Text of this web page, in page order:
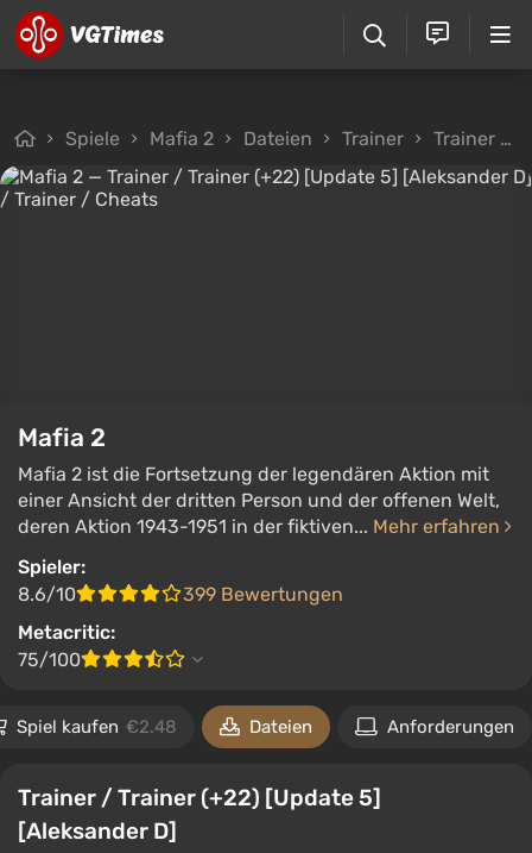
Spiele Mafia 2 Dateien Trainer Trainer / Trainer (+22) [Update 5] [Aleksander D]
Mafia 2
Mafia 2 ist die Fortsetzung der legendären Aktion mit
einer Ansicht der dritten Person und der offenen Welt,
deren Aktion 1943-1951 in der fiktiven... Mehr erfahren
Spieler:
8.6/10
399 Bewertungen
Metacritic:
75/100
Spiel kaufen €2.48 Dateien Anforderungen
Trainer / Trainer (+22) [Update 5]
[Aleksander D]